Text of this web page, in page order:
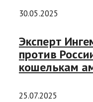
30.05.2025
Эксперт
против
кошелькам
25.07.2025